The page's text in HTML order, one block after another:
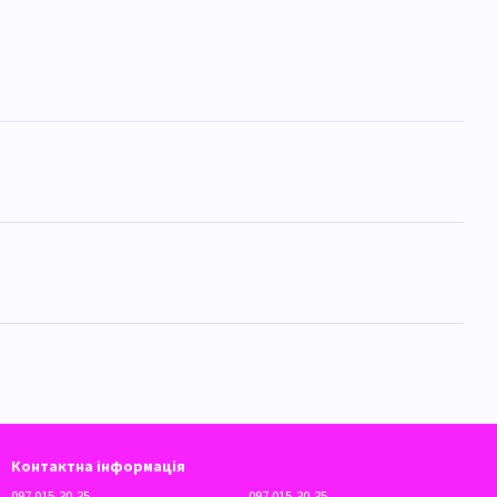
Контактна інформація